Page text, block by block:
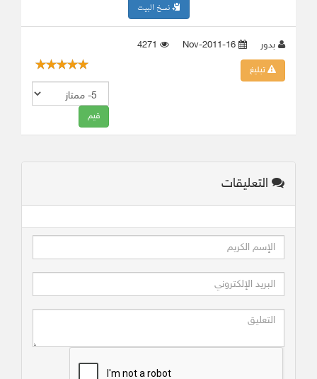
نسخ البيت
بدور
تبليغ
التعليقات